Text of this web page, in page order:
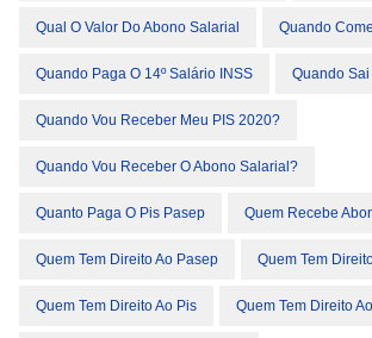
Qual O Valor Do Abono Salarial Quando
Quando Paga O 14º Salário INSS Quando
Quando Vou Receber Meu PIS 2020?
Quando Vou Receber O Abono Salarial?
Quanto Paga O Pis Pasep Quem Recebe
Quem Tem Direito Ao Pasep Quem Tem
Quem Tem Direito Ao Pis Quem Tem Direito